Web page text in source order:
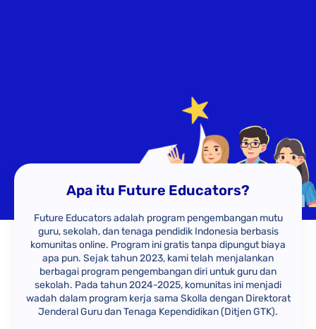
Apa itu Future Educators?
Future Educators adalah program pengembangan mutu
guru, sekolah, dan tenaga pendidik Indonesia berbasis
komunitas online. Program ini gratis tanpa dipungut biaya
apa pun. Sejak tahun 2023, kami telah menjalankan
berbagai program pengembangan diri untuk guru dan
sekolah. Pada tahun 2024-2025, komunitas ini menjadi
wadah dalam program kerja sama Skolla dengan Direktorat
Jenderal Guru dan Tenaga Kependidikan (Ditjen GTK).